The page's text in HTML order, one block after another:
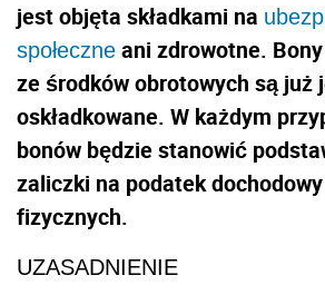
jest objęta składkami na
społeczne ani zdrowotne.
ze środków obrotowych są już
oskładkowane. W każdym
bonów będzie stanowić
zaliczki na podatek
fizycznych.
UZASADNIENIE